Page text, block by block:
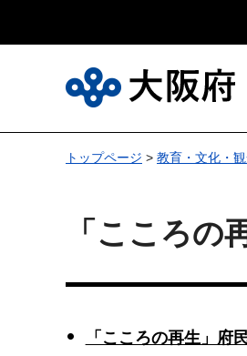
トップページ > 教育・文化・
「こころの
「こころの再生」府